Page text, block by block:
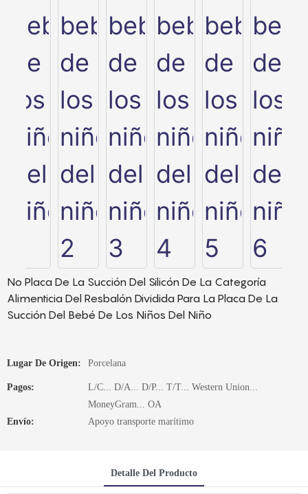
No Placa De La Succión Del Silicón De La Categoría
Alimenticia Del Resbalón Dividida Para La Placa De La
Succión Del Bebé De Los Niños Del Niño
Lugar De Origen: Porcelana
Pagos:
L/C... D/A... D/P... T/T... Western Union...
MoneyGram... OA
Envío:
Apoyo transporte marítimo
Detalle Del Producto